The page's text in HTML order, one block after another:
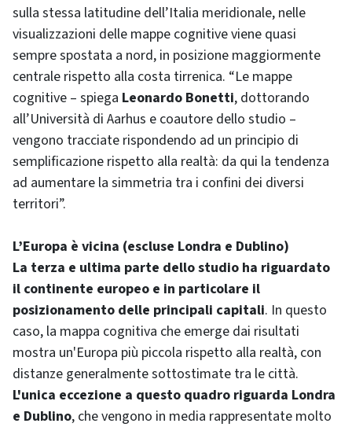
sulla stessa latitudine dell’Italia meridionale, nelle
visualizzazioni delle mappe cognitive viene quasi
sempre spostata a nord, in posizione maggiormente
centrale rispetto alla costa tirrenica. “Le mappe
cognitive – spiega Leonardo Bonetti, dottorando
all’Università di Aarhus e coautore dello studio –
vengono tracciate rispondendo ad un principio di
semplificazione rispetto alla realtà: da qui la tendenza
ad aumentare la simmetria tra i confini dei diversi
territori”.
L’Europa è vicina (escluse Londra e Dublino)
La terza e ultima parte dello studio ha riguardato
il continente europeo e in particolare il
posizionamento delle principali capitali. In questo
caso, la mappa cognitiva che emerge dai risultati
mostra un'Europa più piccola rispetto alla realtà, con
distanze generalmente sottostimate tra le città.
L'unica eccezione a questo quadro riguarda Londra
e Dublino, che vengono in media rappresentate molto